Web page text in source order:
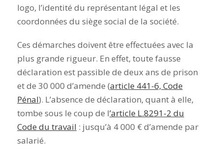
logo, l’identité du représentant légal et les
coordonnées du siège social de la société.
Ces démarches doivent être effectuées avec la
plus grande rigueur. En effet, toute fausse
déclaration est passible de deux ans de prison
et de 30 000 d’amende (article 441-6, Code
Pénal). L’absence de déclaration, quant à elle,
tombe sous le coup de l’article L.8291-2 du
Code du travail : jusqu’à 4 000 € d’amende par
salarié.